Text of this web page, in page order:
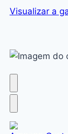
Visualizar a